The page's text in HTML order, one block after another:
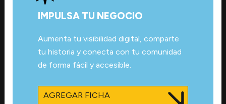
IMPULSA TU NEGOCIO
Aumenta tu visibilidad digital, comparte
tu historia y conecta con tu comunidad
de forma fácil y accesible.
AGREGAR FICHA